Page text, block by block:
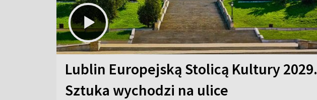
Lublin Europejską Stolicą Kultury 2029.
Sztuka wychodzi na ulice